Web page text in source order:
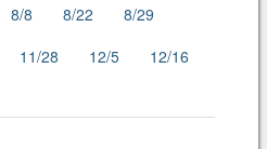
8/8 8/22
8/29
11/28 12/5
12/16